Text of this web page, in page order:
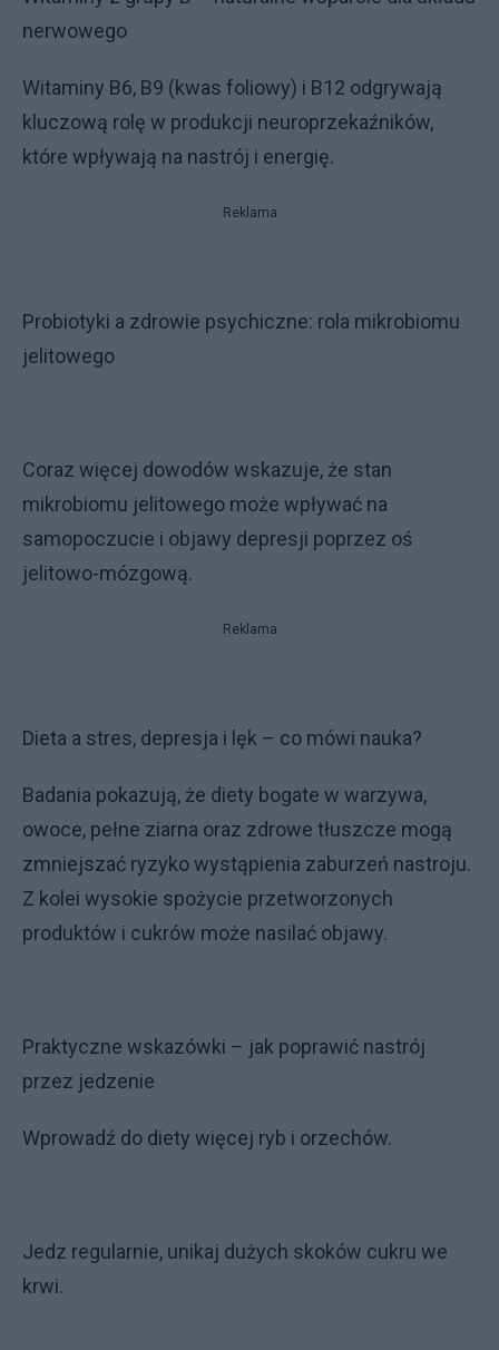
nerwowego
Witaminy B6, B9 (kwas foliowy) i B12 odgrywają
kluczową rolę w produkcji neuroprzekaźników,
które wpływają na nastrój i energię.
Reklama
Probiotyki a zdrowie psychiczne: rola mikrobiomu
jelitowego
Coraz więcej dowodów wskazuje, że stan
mikrobiomu jelitowego może wpływać na
samopoczucie i objawy depresji poprzez oś
jelitowo-mózgową.
Reklama
Dieta a stres, depresja i lęk – co mówi nauka?
Badania pokazują, że diety bogate w warzywa,
owoce, pełne ziarna oraz zdrowe tłuszcze mogą
zmniejszać ryzyko wystąpienia zaburzeń nastroju.
Z kolei wysokie spożycie przetworzonych
produktów i cukrów może nasilać objawy.
Praktyczne wskazówki – jak poprawić nastrój
przez jedzenie
Wprowadź do diety więcej ryb i orzechów.
Jedz regularnie, unikaj dużych skoków cukru we
krwi.